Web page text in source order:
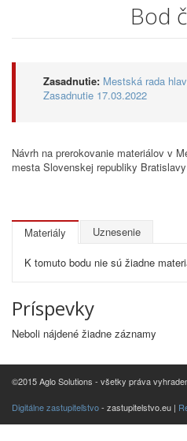
Bod
Zasadnutie: Mestská rada
Zasadnutie 17.03.2022
Návrh na prerokovanie materiálov v
mesta Slovenskej republiky
Materiály Uznesenie
K tomuto bodu nie sú žiadne
Príspevky
Neboli nájdené žiadne záznamy
©2015 Aglo Solutions - všetky práva
Digitálne zastupiteľstvo- zastupitelstvo.eu |